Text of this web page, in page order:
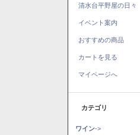
清水台平野屋の日々
イベント案内
おすすめの商品
カートを見る
マイページへ
カテゴリ
ワイン->